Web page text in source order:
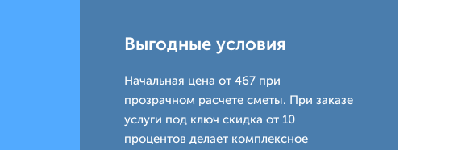
Выгодные условия
Начальная цена от 467 при
прозрачном расчете сметы. При заказе
услуги под ключ скидка от 10
процентов делает комплексное